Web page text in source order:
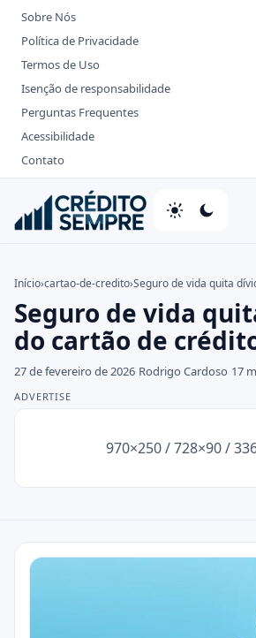
Sobre Nós
Política de Privacidade
Termos de Uso
Isenção de responsabilidade
Perguntas Frequentes
Acessibilidade
Contato
Cartões de Crédito
Bancos
Início›cartao-de-credito›Seguro de vida quita
Seguro de vida
do cartão de
27 de fevereiro de 2026 Rodrigo Cardoso 17
ADVERTISE
970×250 / 728×90 /